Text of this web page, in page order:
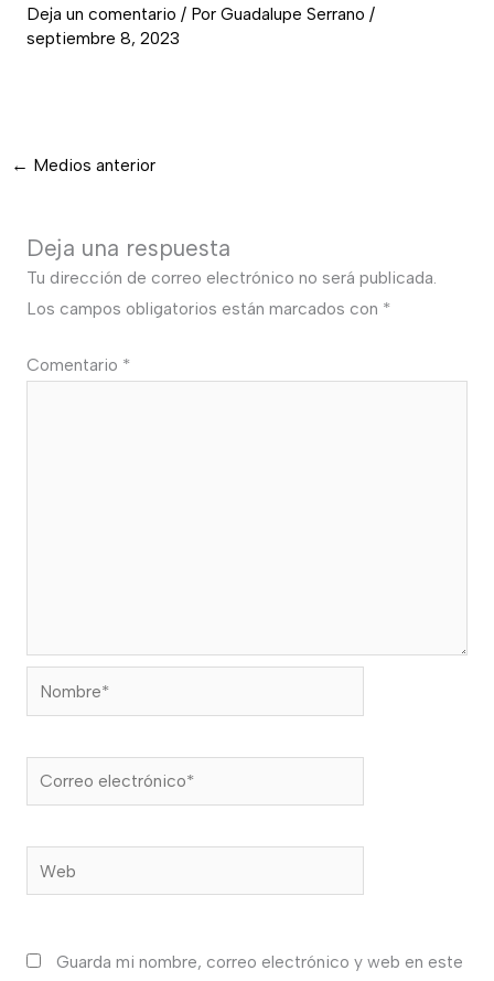
Deja un comentario / Por Guadalupe Serrano /
septiembre 8, 2023
← Medios anterior
Deja una respuesta
Tu dirección de correo electrónico no será publicada.
Los campos obligatorios están marcados con *
Comentario *
Nombre*
Correo
electrónico*
Web
Guarda mi nombre, correo electrónico y web en este